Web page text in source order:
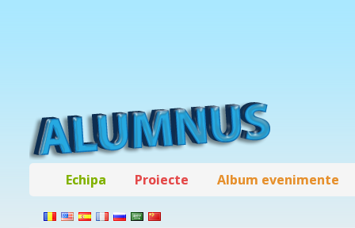
Echipa Proiecte Album evenimente